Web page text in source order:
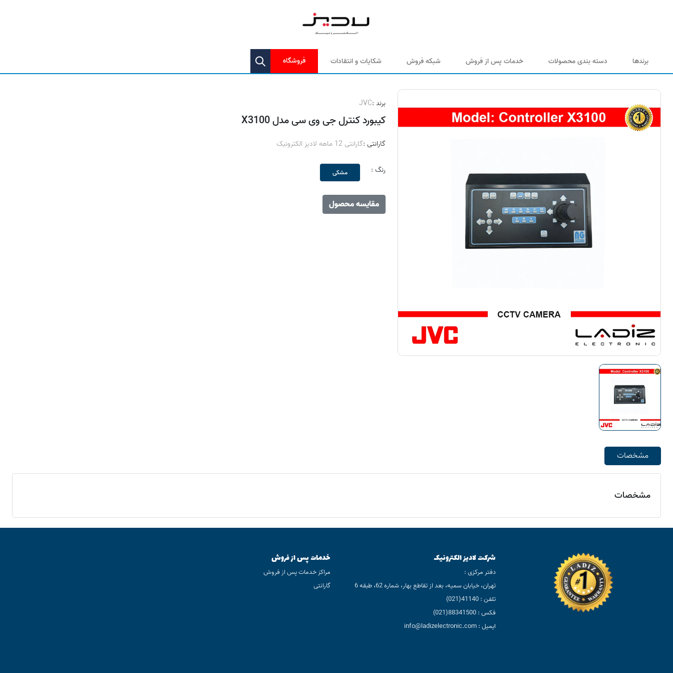
برندها دسته بندی محصولات خدمات پس از فروش شبکه فروش شکایات و انتقادات فروشگاه
برند :JVC
کیبورد کنترل جی وی سی مدل X3100
گارانتی :گارانتی 12 ماهه لادیز الکترونیک
رنگ : مشکی
مقایسه محصول
مشخصات
مشخصات
شرکت لادیز الکترونیک
دفتر مرکزی :
تهران، خیابان سمیه، بعد از تقاطع بهار، شماره 62، طبقه 6
تلفن : 41140(021)
فکس : 88341500(021)
ایمیل : info@ladizelectronic.com
خدمات پس از فروش
مراکز خدمات پس از فروش
گارانتی